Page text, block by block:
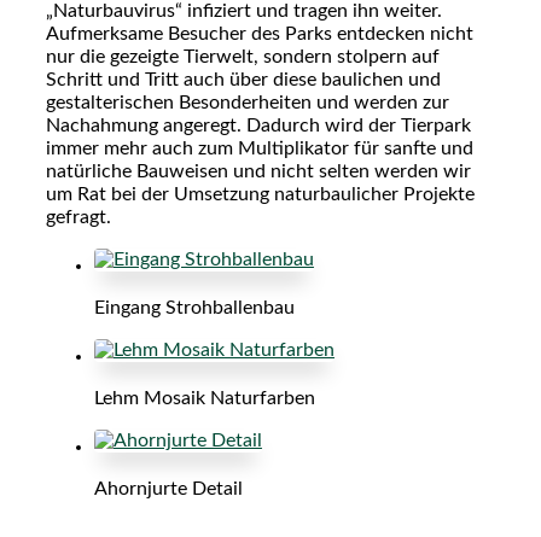
„Naturbauvirus“ infiziert und tragen ihn weiter.
Aufmerksame Besucher des Parks entdecken nicht
nur die gezeigte Tierwelt, sondern stolpern auf
Schritt und Tritt auch über diese baulichen und
gestalterischen Besonderheiten und werden zur
Nachahmung angeregt. Dadurch wird der Tierpark
immer mehr auch zum Multiplikator für sanfte und
natürliche Bauweisen und nicht selten werden wir
um Rat bei der Umsetzung naturbaulicher Projekte
gefragt.
Eingang Strohballenbau
Lehm Mosaik Naturfarben
Ahornjurte Detail